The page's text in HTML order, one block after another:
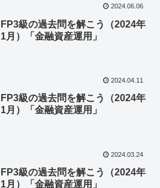
2024.06.06
FP3級の過去問を解こう（2024年
1月）「金融資産運用」
2024.04.11
FP3級の過去問を解こう（2024年
1月）「金融資産運用」
2024.03.24
FP3級の過去問を解こう（2024年
1月）「金融資産運用」